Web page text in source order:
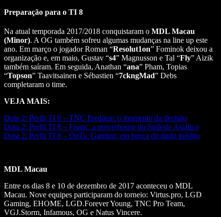
Preparação para o TI 8
Na atual temporada 2017/2018 conquistaram o MDL Macau
(Minor). A OG também sofreu algumas mudanças na line up este
ano. Em março o jogador Roman “Resolut1on” Fominok deixou a
organização e, em maio, Gustav “s4” Magnusson e Tal “Fly” Aizik
também saíram. Em seguida, Anathan “ana” Pham, Topias
“Topson” Taavitsainen e Sébastien “7ckngMad” Debs
completaram o time.
VEJA MAIS:
Dota 2: Perfil TI 8 – TNC Predator: o momento da decisão
Dota 2: Perfil TI 8 – Fnatic: a powerhouse do Sudeste Asiático
Dota 2: Perfil TI 8 – OpTic Gaming: em busca do título inédito
MDL Macau
Entre os dias 8 e 10 de dezembro de 2017 aconteceu o MDL
Macau. Nove equipes participaram do torneio: Virtus.pro, LGD
Gaming, EHOME, LGD.Forever Young, TNC Pro Team,
VGJ.Storm, Infamous, OG e Natus Vincere.